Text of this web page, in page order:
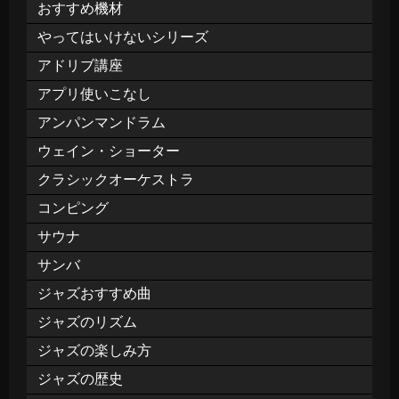
おすすめ機材
やってはいけないシリーズ
アドリブ講座
アプリ使いこなし
アンパンマンドラム
ウェイン・ショーター
クラシックオーケストラ
コンピング
サウナ
サンバ
ジャズおすすめ曲
ジャズのリズム
ジャズの楽しみ方
ジャズの歴史